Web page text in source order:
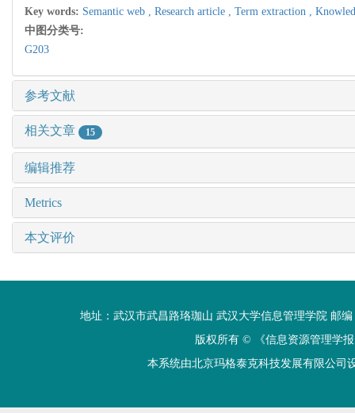
Key words: Semantic web , Research article , Term extraction ,
中图分类号:
G203
参考文献
相关文章 15
编辑推荐
Metrics
本文评价
地址：武汉市武昌路珞珈山 武汉大学信息管理学院 邮编
版权所有 ©
《信息资源管理学
本系统由北京玛格泰克科技发展有限公司